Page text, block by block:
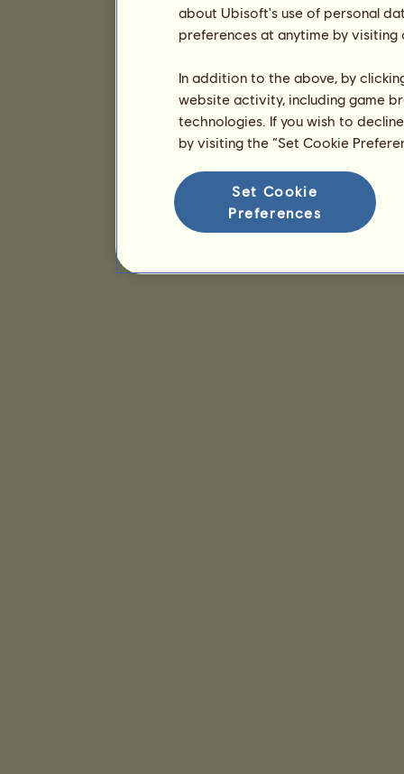
about Ubisoft's use of personal
preferences at anytime by
In addition to the above, by
website activity, including game
technologies. If you wish to
by visiting the “Set Cookie
Set Cookie
Preferences